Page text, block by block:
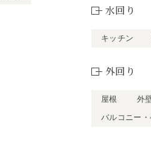
水回り
キッチン
外回り
屋根 外
バルコニー